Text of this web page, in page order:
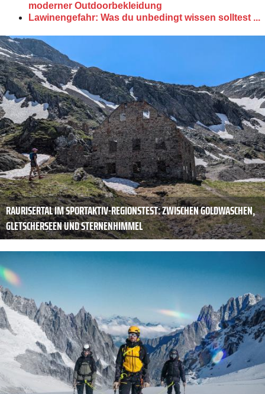
moderner Outdoorbekleidung
Lawinengefahr: Was du unbedingt wissen solltest ...
RAURISERTAL IM SPORTAKTIV-REGIONSTEST: ZWISCHEN GOLDWASCHEN,
GLETSCHERSEEN UND STERNENHIMMEL